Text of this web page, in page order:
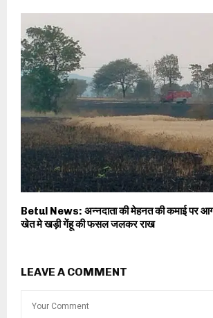
Betul News: अन्नदाता की मेहनत की कमाई पर
खेत मे खड़ी गेंहू की फसल जलकर राख
LEAVE A COMMENT